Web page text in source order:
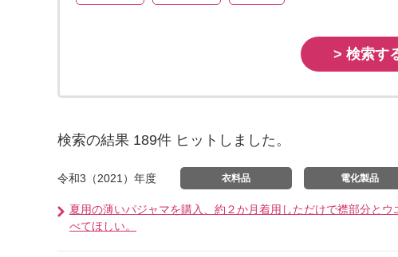
> 検索す
検索の結果 189件 ヒットしました。
令和3（2021）年度 衣料品 電化製品
夏用の薄いパジャマを購入、約２か月着用しただけで襟部分と
べてほしい。